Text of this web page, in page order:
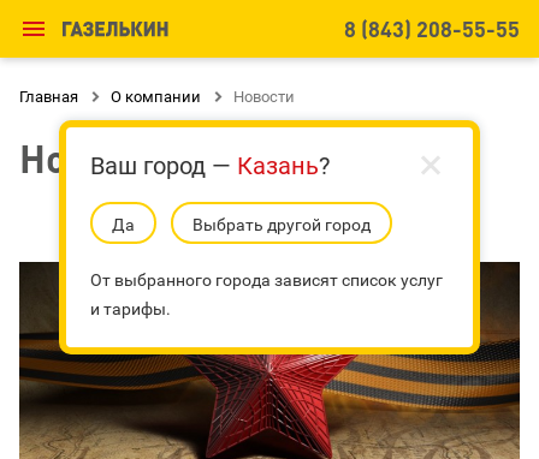
 8 (843) 208-55-55
Главная  О компании  Новости
Новости
Ваш город — Казань?
Да Выбрать другой город
От выбранного города зависят список услуг
и тарифы.